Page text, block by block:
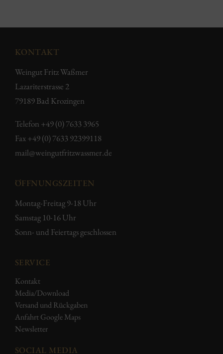
KONTAKT
Weingut Fritz Waßmer
Lazariterstrasse 2
79189 Bad Krozingen
Telefon +49 (0) 7633 3965
Fax +49 (0) 7633 92399118
mail@weingutfritzwassmer.de
ÖFFNUNGSZEITEN
Montag-Freitag 9-18 Uhr
Samstag 10-16 Uhr
Sonn- und Feiertags geschlossen
SERVICE
Kontakt
Media/Download
Versand und Rückgaben
Anfahrt Google Maps
Newsletter
SOCIAL MEDIA